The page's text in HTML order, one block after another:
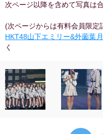
次ページ以降を含めて写真は
(次ページからは有料会員限定
HKT48山下エミリー&外薗葉
く